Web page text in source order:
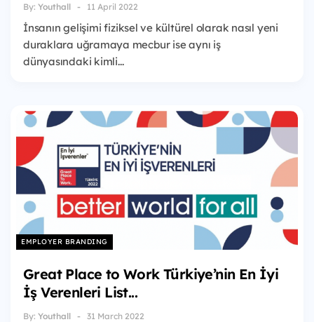
By: Youthall 11 April 2022
İnsanın gelişimi fiziksel ve kültürel olarak nasıl yeni
duraklara uğramaya mecbur ise aynı iş
dünyasındaki kimli...
EMPLOYER BRANDING
Great Place to Work Türkiye’nin En İyi
İş Verenleri List...
By: Youthall 31 March 2022